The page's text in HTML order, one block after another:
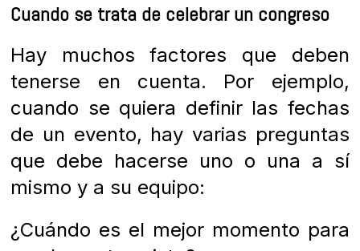
Cuando se trata de celebrar un congreso
Hay muchos factores que deben
tenerse en cuenta. Por ejemplo,
cuando se quiera definir las fechas
de un evento, hay varias preguntas
que debe hacerse uno o una a sí
mismo y a su equipo:
¿Cuándo es el mejor momento para